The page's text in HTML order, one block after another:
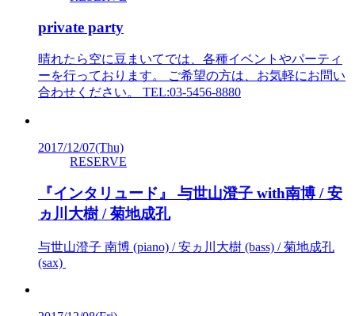
private party
晴れたら空に豆まいてでは、各種イベントやパーティ
ーを行っております。 ご希望の方は、お気軽にお問い
合わせください。 TEL:03-5456-8880
2017/12/07(Thu)
RESERVE
『インタリュード』 与世山澄子 with南博 / 安
ヵ川大樹 / 菊地成孔
与世山澄子 南博 (piano) / 安ヵ川大樹 (bass) / 菊地成孔
(sax)